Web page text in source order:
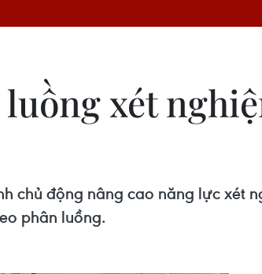
xét
chủ động nâng cao năng lực xét
phân luồng.